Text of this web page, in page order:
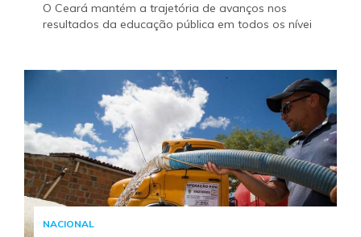
O Ceará mantém a trajetória de avanços nos
resultados da educação pública em todos os nívei
NACIONAL